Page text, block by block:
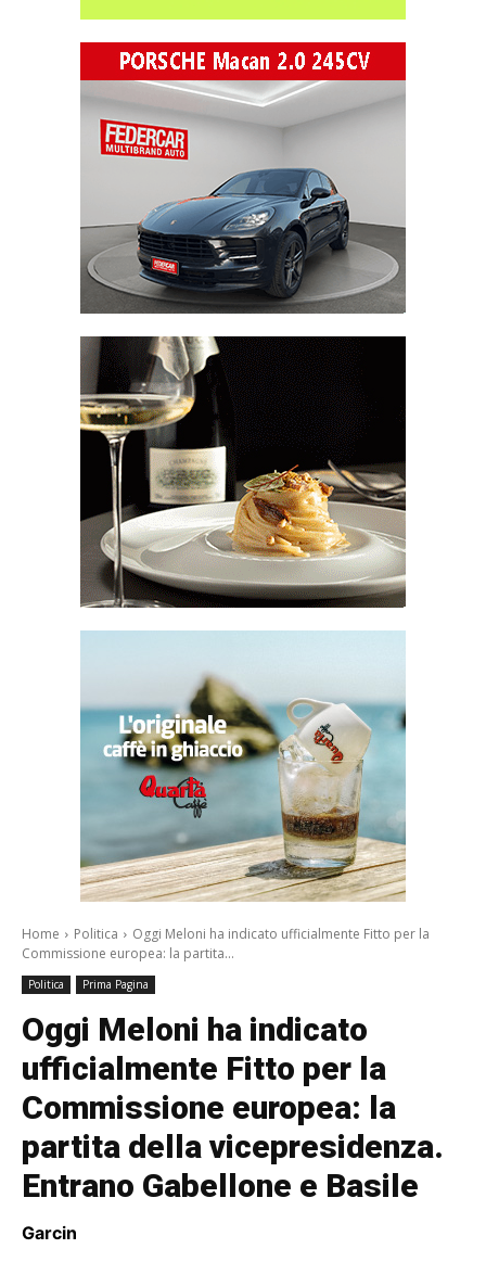
Home Politica
Oggi Meloni ha indicato ufficialmente Fitto per la
Commissione europea: la partita...
Politica Prima Pagina
Oggi Meloni ha indicato
ufficialmente Fitto per la
Commissione europea: la
partita della vicepresidenza.
Entrano Gabellone e Basile
Garcin